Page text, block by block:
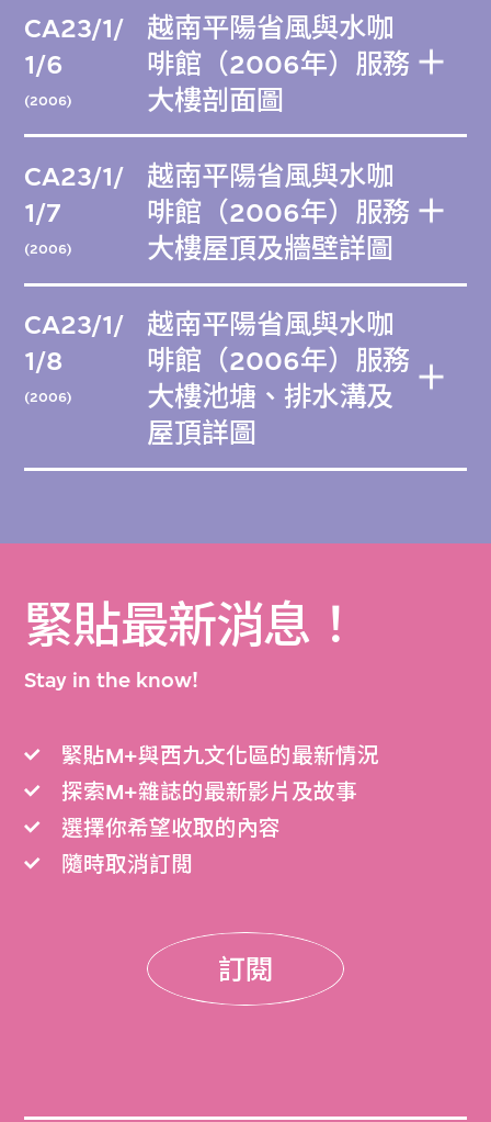
CA23/1/
1/6
(2006)
越南平陽省風與水咖
啡館（2006年）服務
大樓剖面圖
CA23/1/
1/7
(2006)
越南平陽省風與水咖
啡館（2006年）服務
大樓屋頂及牆壁詳圖
CA23/1/
1/8
(2006)
越南平陽省風與水咖
啡館（2006年）服務
大樓池塘、排水溝及
屋頂詳圖
緊貼最新消息！
Stay in the know!
緊貼M+與西九文化區的最新情況
探索M+雜誌的最新影片及故事
選擇你希望收取的內容
隨時取消訂閲
訂閱